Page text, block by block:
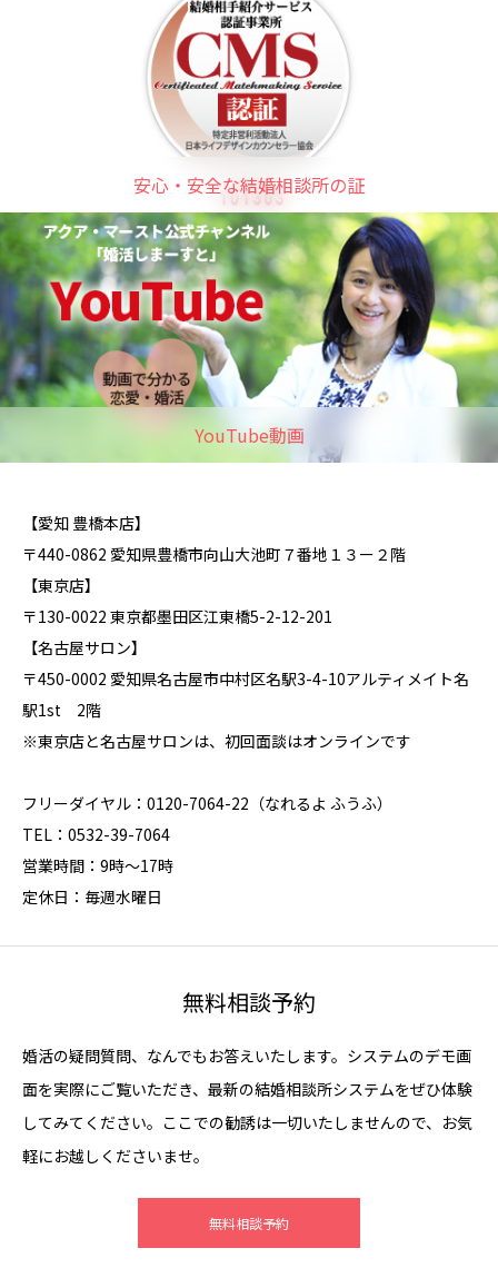
安心・安全な結婚相談所の証
YouTube動画
【愛知 豊橋本店】
〒440-0862 愛知県豊橋市向山大池町７番地１３ー２階
【東京店】
〒130-0022 東京都墨田区江東橋5-2-12-201
【名古屋サロン】
〒450-0002 愛知県名古屋市中村区名駅3-4-10アルティメイト名
駅1st 2階
※東京店と名古屋サロンは、初回面談はオンラインです
フリーダイヤル：0120-7064-22（なれるよ ふうふ）
TEL：0532-39-7064
営業時間：9時～17時
定休日：毎週水曜日
無料相談予約
婚活の疑問質問、なんでもお答えいたします。システムのデモ画
面を実際にご覧いただき、最新の結婚相談所システムをぜひ体験
してみてください。ここでの勧誘は一切いたしませんので、お気
軽にお越しくださいませ。
無料相談予約